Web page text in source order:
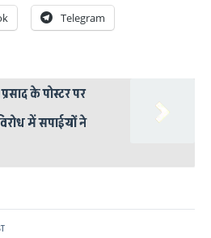
Telegram
के पोस्टर पर
में सपाईयों ने